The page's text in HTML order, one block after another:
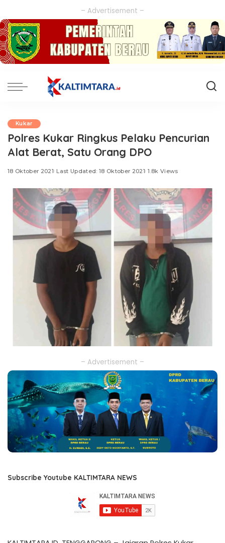
– Advertisement –
Kukar
Polres Kukar Ringkus Pelaku Pencurian
Alat Berat, Satu Orang DPO
18 Oktober 2021 Last Updated: 18 Oktober 2021 1.8k Views
– Advertisement –
Subscribe Youtube KALTIMTARA NEWS